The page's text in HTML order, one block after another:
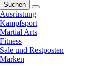
Suchen
Ausrüstung
Kampfsport
Martial Arts
Fitness
Sale und Restposten
Marken